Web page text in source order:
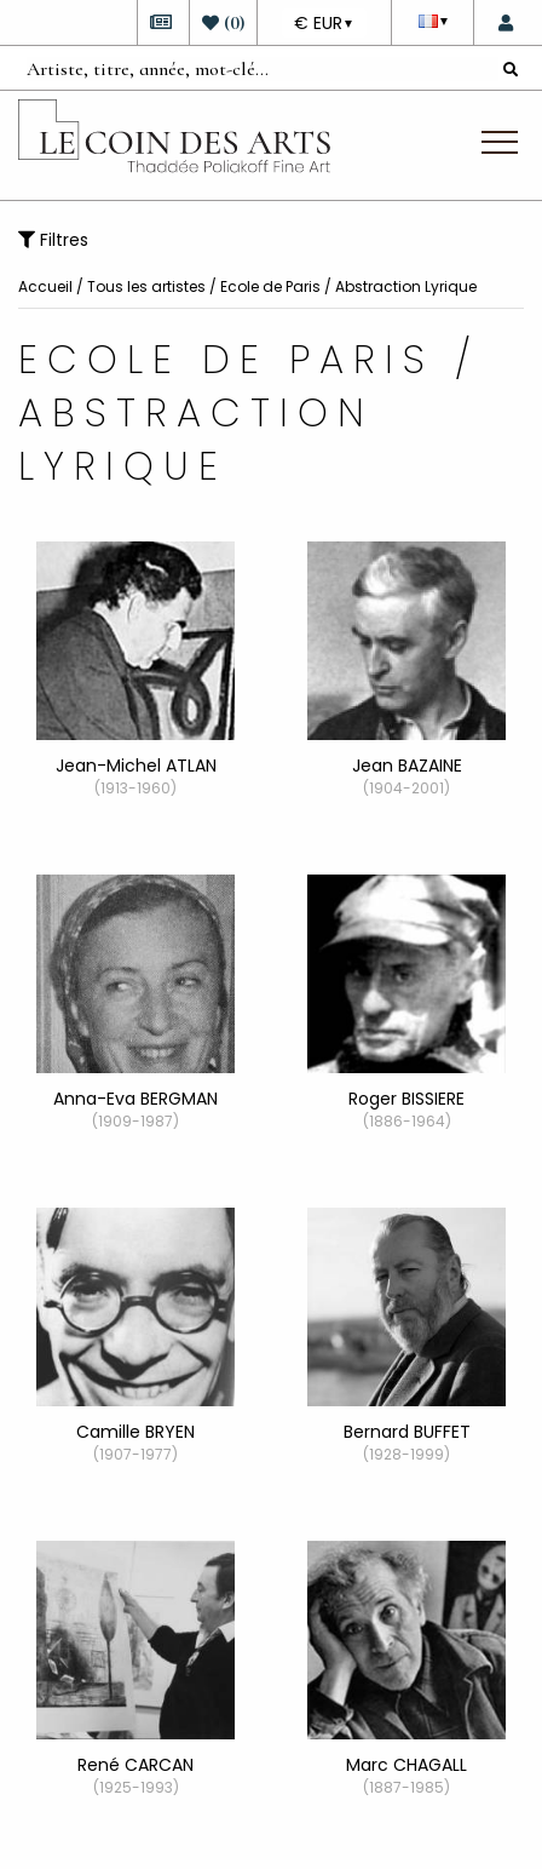
▼
DEVISE
€ EUR ▼
(0)
Filtres
Accueil / Tous les artistes / Ecole de Paris / Abstraction Lyrique
ECOLE DE PARIS /
ABSTRACTION
LYRIQUE
Jean-Michel ATLAN
(1913-1960)
Jean BAZAINE
(1904-2001)
Anna-Eva BERGMAN
(1909-1987)
Roger BISSIERE
(1886-1964)
Camille BRYEN
(1907-1977)
Bernard BUFFET
(1928-1999)
René CARCAN
(1925-1993)
Marc CHAGALL
(1887-1985)